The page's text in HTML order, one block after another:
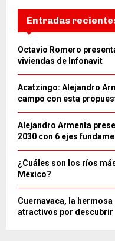
Entradas
Octavio Romero
viviendas de Infonavit
Acatzingo: Alejandro
campo con esta
Alejandro Armenta
2030 con 6 ejes
¿Cuáles son los ríos
México?
Cuernavaca, la
atractivos por descubrir